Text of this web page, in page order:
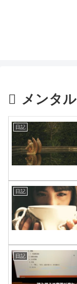
メンタル
日記
日記
日記